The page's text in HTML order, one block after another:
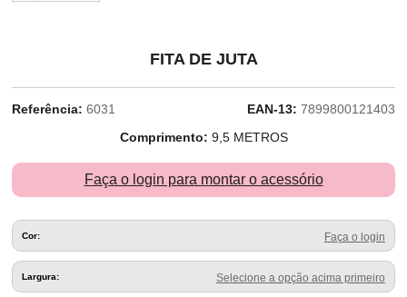
FITA DE JUTA
Referência: 6031 EAN-13: 7899800121403
Comprimento: 9,5 METROS
Faça o login para montar o acessório
Cor: Faça o login
Largura: Selecione a opção acima primeiro